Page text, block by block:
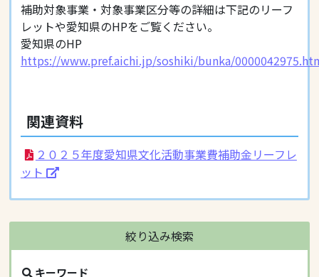
補助対象事業・対象事業区分等の詳細は下記のリーフ
レットや愛知県のHPをご覧ください。
愛知県のHP
https://www.pref.aichi.jp/soshiki/bunka/
関連資料
２０２５年度愛知県文化活動事業費補助金リーフレ
ット
絞り込み検索
キーワード